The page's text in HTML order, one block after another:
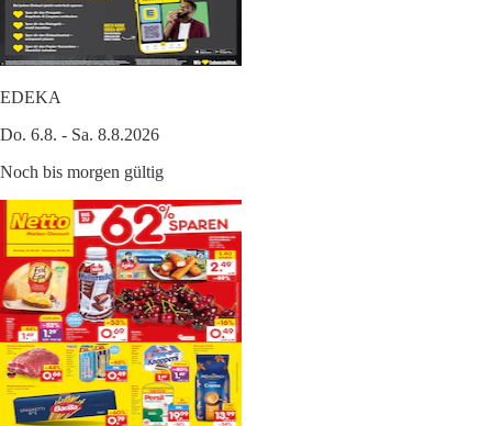
EDEKA
Do. 6.8. - Sa. 8.8.2026
Noch bis morgen gültig